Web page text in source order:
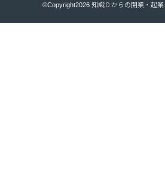
©Copyright2026知識０からの開業・起業